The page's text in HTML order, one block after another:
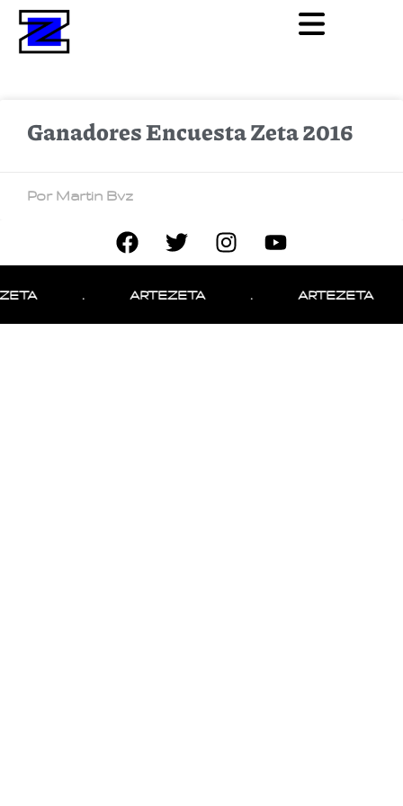
Ganadores Encuesta Zeta 2016
Por Martin Bvz
ARTEZETA ARTEZETA